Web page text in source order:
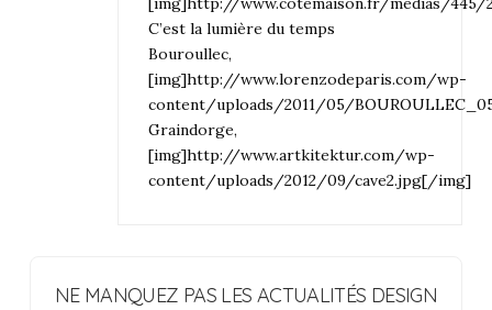
C’est la lumière du temps
Bouroullec,
[img]http://www.lorenzodeparis.com/wp-
content/uploads/2011/05/
Graindorge,
[img]http://www.artkitektur.com/wp-
content/uploads/2012/09/cave2.jpg[/img]
NE MANQUEZ PAS LES ACTUALITÉS DESIGN